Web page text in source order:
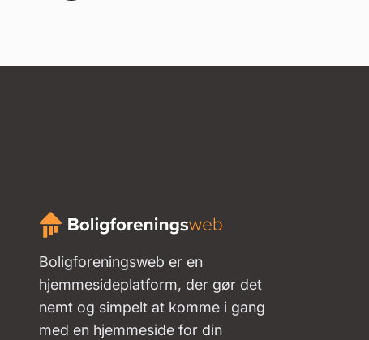
Boligforeningsweb er en
hjemmesideplatform, der gør det
nemt og simpelt at komme i gang
med en hjemmeside for din